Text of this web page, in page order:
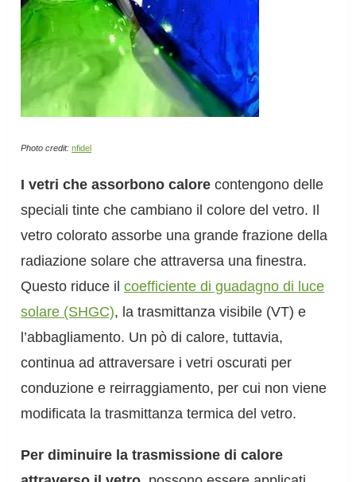
Photo credit: nfidel
I vetri che assorbono calore contengono delle
speciali tinte che cambiano il colore del vetro. Il
vetro colorato assorbe una grande frazione della
radiazione solare che attraversa una finestra.
Questo riduce ilcoefficiente di guadagno di luce
solare (SHGC), la trasmittanza visibile (VT) e
l’abbagliamento. Un pò di calore, tuttavia,
continua ad attraversare i vetri oscurati per
conduzione e reirraggiamento, per cui non viene
modificata la trasmittanza termica del vetro.
Per diminuire la trasmissione di calore